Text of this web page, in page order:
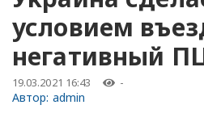
условием
негативный
19.03.2021 16:43 -
Автор: admin